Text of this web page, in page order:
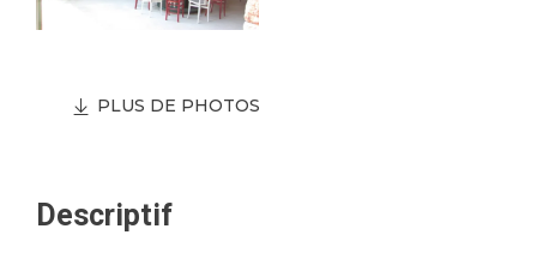
PLUS DE PHOTOS
Descriptif